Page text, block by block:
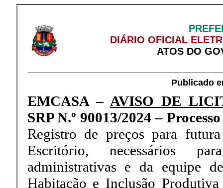
DIÁRIO OFICIAL
ATOS DO
Publicado
EMCASA – AVISO DE
SRP N.º 90013/2024 –
Registro de preços para
Escritório, necessários
administrativas e da equipe
Habitação e Inclusão